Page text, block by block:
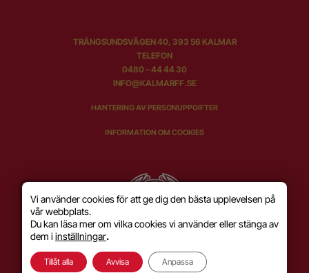
TRÅNGSUNDSVÄGEN 40, 393 56 KALMAR
TELEFON
0480 – 44 44 30
INFO@KALMARFF.SE
HANTERING AV PERSONUPPGIFTER
INFORMATION OM COOKIES
Vi använder cookies för att ge dig den bästa upplevelsen på
vår webbplats.
Du kan läsa mer om vilka cookies vi använder eller stänga av
dem i inställningar.
Tillåt alla Avvisa Anpassa